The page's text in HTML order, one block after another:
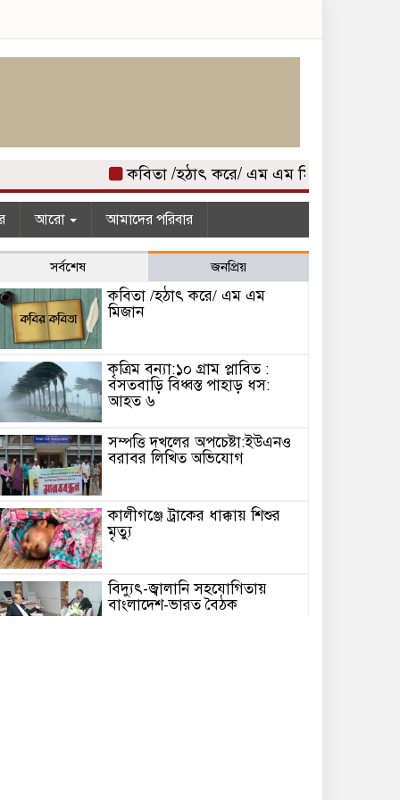
কবিতা /হঠাৎ করে/ এম এম মিজান
আরো আমাদের পরিবার
সর্বশেষ জনপ্রিয়
কবিতা /হঠাৎ করে/ এম এম
মিজান
কৃত্রিম বন্যা:১০ গ্রাম প্লাবিত :
বসতবাড়ি বিধ্বস্ত পাহাড় ধস:
আহত ৬
সম্পত্তি দখলের অপচেষ্টা:ইউএনও
বরাবর লিখিত অভিযোগ
কালীগঞ্জে ট্রাকের ধাক্কায় শিশুর
মৃত্যু
বিদ্যুৎ-জ্বালানি সহযোগিতায়
বাংলাদেশ-ভারত বৈঠক